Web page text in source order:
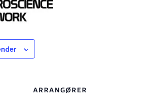
ARRANGØRER